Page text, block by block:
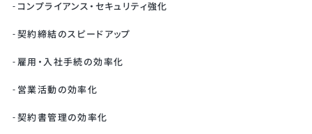
コンプライアンス・セキュリティ強化
契約締結のスピードアップ
雇用・入社手続の効率化
営業活動の効率化
契約書管理の効率化